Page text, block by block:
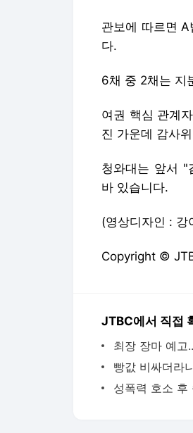
관보에 따르면
다.
6채 중 2채는 지
여권 핵심 관계
진 가운데 감사
청와대는 앞서 "
바 있습니다.
(영상디자인 : 강
Copyright ©
JTBC에서 직접